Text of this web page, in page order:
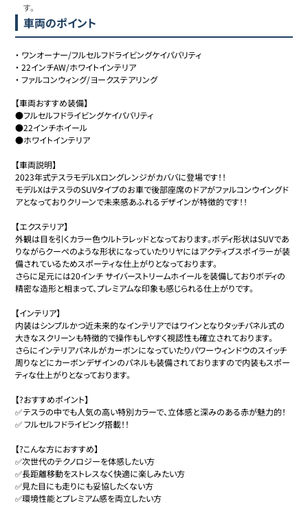
す。
車両のポイント
・ ワンオーナー/フルセルフドライビングケイパバリティ
・22インチAW/ホワイトインテリア
・ファルコンウィング/ヨークステアリング
【車両おすすめ装備】
●フルセルフドライビングケイパバリティ
●22インチホイール
●ホワイトインテリア
【車両説明】
2023年式テスラモデルXロングレンジがカババに登場です！！
モデルXはテスラのSUVタイプのお車で後部座席のドアがファルコンウイングド
アとなっておりクリーンで未来感あふれるデザインが特徴的です！！
【エクステリア】
外観は目を引くカラー色ウルトラレッドとなっております。ボディ形状はSUVであ
りながらクーペのような形状になっていたりリヤにはアクティブスポイラーが装
備されているためスポーティな仕上がりとなっております。
さらに足元には20インチ サイバーストリームホイールを装備しておりボディの
精密な造形と相まって、プレミアムな印象も感じられる仕上がりです。
【インテリア】
内装はシンプルかつ近未来的なインテリアではワインとなりタッチパネル式の
大きなスクリーンも特徴的で操作もしやすく視認性も確立されております。
さらにインテリアパネルがカーボンになっていたりパワーウィンドウのスイッチ
周りなどにカーボンデザインのパネルも装備されておりますので内装もスポー
ティな仕上がりとなっております。
【?おすすめポイント】
✅	テスラの中でも人気の高い特別カラーで、立体感と深みのある赤が魅力的！
✅ フルセルフドライビング搭載！！
【?こんな方におすすめ】
✅次世代のテクノロジーを体感したい方
✅長距離移動をストレスなく快適に楽しみたい方
✅見た目にも走りにも妥協したくない方
✅環境性能とプレミアム感を両立したい方